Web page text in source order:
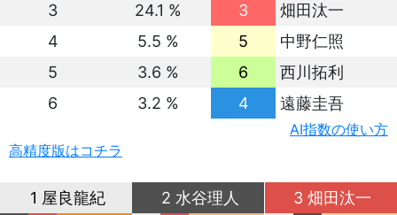
3
24.1 % 3
畑田汰一
4
5.5 % 5
中野仁照
5
3.6 % 6
西川拓利
6
3.2 % 4 遠藤圭吾
AI指数の使い方
高精度版はコチラ
1 屋良龍紀
2 水谷理人
3 畑田汰一